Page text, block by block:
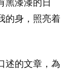
黑漆漆的日
的身，照亮着
述的文章，為